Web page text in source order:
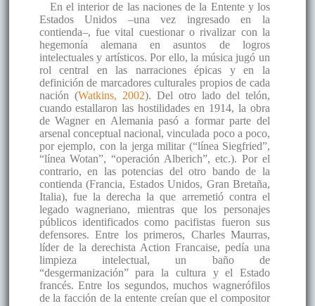
En el interior de las naciones de la Entente y los
Estados Unidos –una vez ingresado en la
contienda–, fue vital cuestionar o rivalizar con la
hegemonía alemana en asuntos de logros
intelectuales y artísticos. Por ello, la música jugó un
rol central en las narraciones épicas y en la
definición de marcadores culturales propios de cada
nación (Watkins, 2002). Del otro lado del telón,
cuando estallaron las hostilidades en 1914, la obra
de Wagner en Alemania pasó a formar parte del
arsenal conceptual nacional, vinculada poco a poco,
por ejemplo, con la jerga militar (“línea Siegfried”,
“línea Wotan”, “operación Alberich”, etc.). Por el
contrario, en las potencias del otro bando de la
contienda (Francia, Estados Unidos, Gran Bretaña,
Italia), fue la derecha la que arremetió contra el
legado wagneriano, mientras que los personajes
públicos identificados como pacifistas fueron sus
defensores. Entre los primeros, Charles Maurras,
líder de la derechista Action Francaise, pedía una
limpieza intelectual, un baño de
“desgermanización” para la cultura y el Estado
francés. Entre los segundos, muchos wagnerófilos
de la facción de la entente creían que el compositor